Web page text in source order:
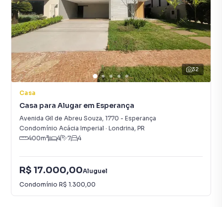
32
Casa
Casa para Alugar em Esperança
Avenida Gil de Abreu Souza, 1770 - Esperança
Condomínio Acácia Imperial · Londrina, PR
400m² 4 7 4
R$ 17.000,00Aluguel
Condomínio R$ 1.300,00